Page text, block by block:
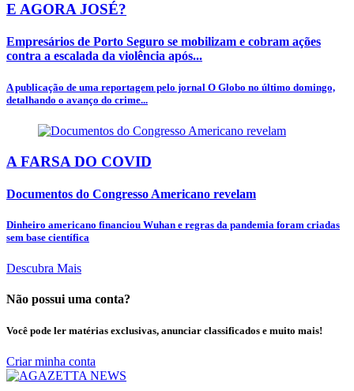
E AGORA JOSÉ?
Empresários de Porto Seguro se mobilizam e cobram ações
contra a escalada da violência após...
A publicação de uma reportagem pelo jornal O Globo no último domingo,
detalhando o avanço do crime...
A FARSA DO COVID
Documentos do Congresso Americano revelam
Dinheiro americano financiou Wuhan e regras da pandemia foram criadas
sem base científica
Descubra Mais
Não possui uma conta?
Você pode ler matérias exclusivas, anunciar classificados e muito mais!
Criar minha conta